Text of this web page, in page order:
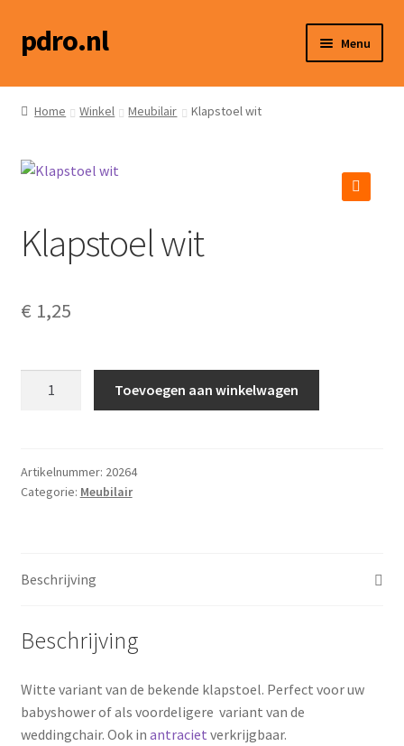
Ga
door
Ga
naar
pdro.nl Menu
Home
Hoe werkt het?
Social media
Home Winkel Meubilair Klapstoel wit
Klapstoel wit
€ 1,25
Toevoegen aan winkelwagen
Artikelnummer: 20264
Categorie: Meubilair
Beschrijving
Beschrijving
Witte variant van de bekende klapstoel. Perfect voor uw
babyshower of als voordeligere variant van de
weddingchair. Ook in antraciet verkrijgbaar.